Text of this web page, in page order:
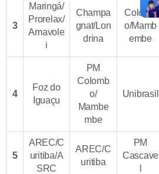
3
Maringá/
Prorelax/
Amavole
i
Champa
gnat/Lon
drina
Colomb
o/Mamb
embe
4
Foz do
Iguaçu
PM
Colomb
o/
Mambe
mbe
Unibrasil
5
AREC/C
uritiba/A
SRC
AREC/C
uritiba
PM
Cascave